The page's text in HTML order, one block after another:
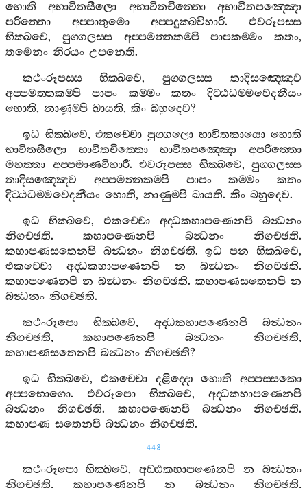
හොති
අභාවිතසීලො අභාවිතචිත‍්තො
අභාවිතපඤ‍්ඤො
පරිත‍්තො
අප‍්පාතුමො අප‍්පදුක‍්ඛවිහාරී. එවරූපස‍්ස
භික‍්ඛවෙ, පුග‍්ගලස‍්ස අප‍්පමත‍්තකම‍්පි පාපකම‍්මං කතං,
තමෙනං නිරයං උපනෙති.
කථංරූපස‍්ස
භික‍්ඛවෙ,පුග‍්ගලස‍්ස
තාදිසඤ‍්ඤෙව
අප‍්පමත‍්තකම‍්පි
පාපං කම‍්මං කතං
දිට‍්ඨධම‍්මවෙදනීයං
හොති, නාණුම‍්පි ඛායති, කිං බහුදෙව?
ඉධ භික‍්ඛවෙ,එකච‍්චො පුග‍්ගලො භාවිතකායො හොති
භාවිතසීලො
භාවිතචිත‍්තො භාවිතපඤ‍්ඤො
අපරිත‍්තො
මහත‍්තා අප‍්පමාණවිහාරී. එවරූපස‍්ස භික‍්ඛවෙ, පුග‍්ගලස‍්ස
තාදිසඤ‍්ඤෙව
අප‍්පමත‍්තකම‍්පි පාපං කම‍්මං
කතං
දිට‍්ඨධම‍්මවෙදනීයං හොති, නාණුම‍්පි ඛායති. කිං බහුදෙව.
ඉධ
භික‍්ඛවෙ,එකච‍්චො අද‍්ධකහාපණෙනපි
බන්‍ධනං
නිගච‍්ඡති.කහාපණෙනපි බන්‍ධනං නිගච‍්ඡති.
කහාපණසතෙනපි බන්‍ධනං නිගච‍්ඡති.ඉධ පන භික‍්ඛවෙ,
එකච‍්චො
අද‍්ධකහාපණෙනපි න බන්‍ධනං නිගච‍්ඡති.
කහාපණෙනපි න බන්‍ධනං නිගච‍්ඡති. කහාපණසතෙනපි න
බන්‍ධනං නිගච‍්ඡති.
කථංරූපො
භික‍්ඛවෙ, අද‍්ධකහාපණෙනපි
බන්‍ධනං
නිගච‍්ඡති,කහාපණෙනපි බන්‍ධනං නිගච‍්ඡති,
කහාපණසතෙනපි බන්‍ධනං නිගච‍්ඡති?
ඉධ
භික‍්ඛවෙ, එකච‍්චො දළිද‍්දො හොති
අප‍්පස‍්සකො
අප‍්පභොගො. එවරූපො භික‍්ඛවෙ, අද‍්ධකහාපණෙනපි
බන්‍ධනං
නිගච‍්ඡති. කහාපණෙනපි බන්‍ධනං නිගච‍්ඡති.
කහාපණ සතෙනපි බන්‍ධනං නිගච‍්ඡති.
448
කථංරූපො භික‍්ඛවෙ,අඩ‍්ඪකහාපණෙනපි න
බන්‍ධනං
නිගච‍්ඡති, කහාපණෙනපි න බන්‍ධනං නිගච‍්ඡති,